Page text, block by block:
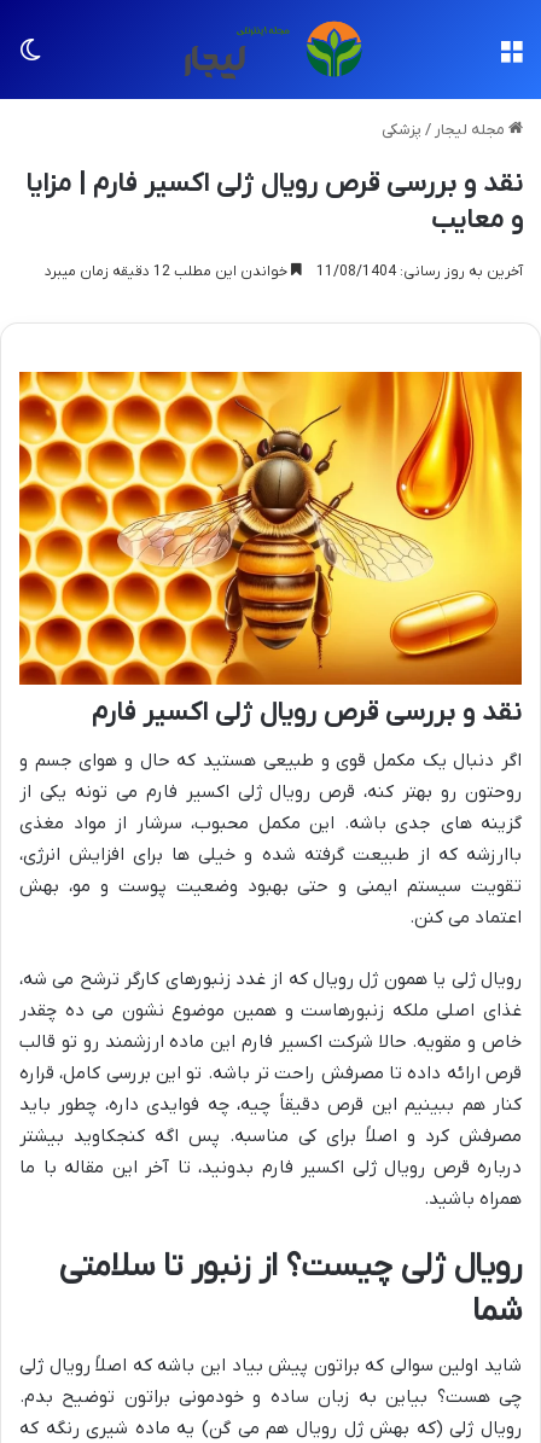
مجله لیجار / پزشکی
نقد و بررسی قرص رویال ژلی اکسیر فارم | مزایا
و معایب
آخرین به روز رسانی: 11/08/1404 خواندن این مطلب 12 دقیقه زمان میبرد
نقد و بررسی قرص رویال ژلی اکسیر فارم
اگر دنبال یک مکمل قوی و طبیعی هستید که حال و هوای جسم و
روحتون رو بهتر کنه، قرص رویال ژلی اکسیر فارم می تونه یکی از
گزینه های جدی باشه. این مکمل محبوب، سرشار از مواد مغذی
باارزشه که از طبیعت گرفته شده و خیلی ها برای افزایش انرژی،
تقویت سیستم ایمنی و حتی بهبود وضعیت پوست و مو، بهش
اعتماد می کنن.
رویال ژلی یا همون ژل رویال که از غدد زنبورهای کارگر ترشح می شه،
غذای اصلی ملکه زنبورهاست و همین موضوع نشون می ده چقدر
خاص و مقویه. حالا شرکت اکسیر فارم این ماده ارزشمند رو تو قالب
قرص ارائه داده تا مصرفش راحت تر باشه. تو این بررسی کامل، قراره
کنار هم ببینیم این قرص دقیقاً چیه، چه فوایدی داره، چطور باید
مصرفش کرد و اصلاً برای کی مناسبه. پس اگه کنجکاوید بیشتر
درباره قرص رویال ژلی اکسیر فارم بدونید، تا آخر این مقاله با ما
همراه باشید.
رویال ژلی چیست؟ از زنبور تا سلامتی
شما
شاید اولین سوالی که براتون پیش بیاد این باشه که اصلاً رویال ژلی
چی هست؟ بیاین به زبان ساده و خودمونی براتون توضیح بدم.
رویال ژلی (که بهش ژل رویال هم می گن) یه ماده شیری رنگه که